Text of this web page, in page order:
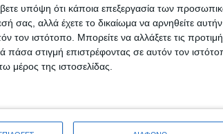
υπόψη ότι κάποια επεξεργασία των
σας, αλλά έχετε το δικαίωμα να αρνηθείτε
τον ιστότοπο. Μπορείτε να αλλάξετε τις
στιγμή επιστρέφοντας σε αυτόν τον
μέρος της ιστοσελίδας.
ιδανική μέρα να οργανώσετε μια γιορτή
αλλά και την προσοχή των
Χαρείτε με την χαρά των άλλων και